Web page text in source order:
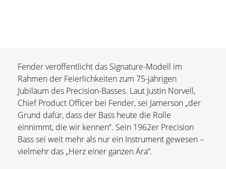
Fender veröffentlicht das Signature-Modell im
Rahmen der Feierlichkeiten zum 75-jährigen
Jubiläum des Precision-Basses. Laut Justin Norvell,
Chief Product Officer bei Fender, sei Jamerson „der
Grund dafür, dass der Bass heute die Rolle
einnimmt, die wir kennen“. Sein 1962er Precision
Bass sei weit mehr als nur ein Instrument gewesen –
vielmehr das „Herz einer ganzen Ära“.